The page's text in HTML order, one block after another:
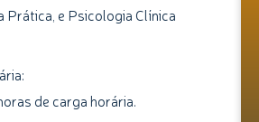
e Psicologia Clínica
de carga horária.